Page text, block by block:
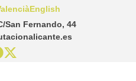
San Fernando, 44
English